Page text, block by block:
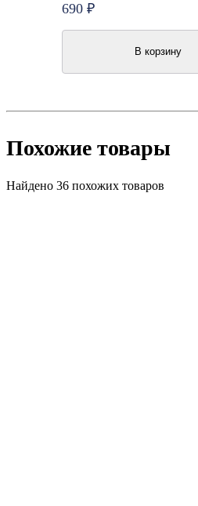
690 ₽
В корзину
Похожие товары
Найдено 36 похожих товаров